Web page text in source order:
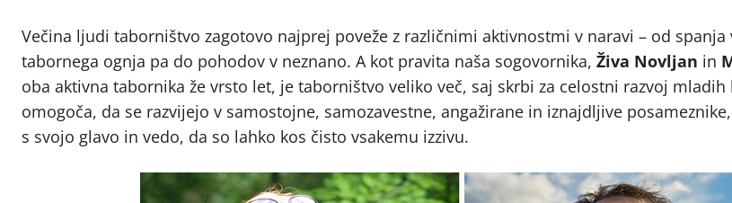
Večina ljudi taborništvo zagotovo najprej poveže z različnimi aktivnostmi v naravi – od
tabornega ognja pa do pohodov v neznano. A kot pravita naša sogovornika, Živa Novljan in
oba aktivna tabornika že vrsto let, je taborništvo veliko več, saj skrbi za celostni razvoj
omogoča, da se razvijejo v samostojne, samozavestne, angažirane in iznajdljive
s svojo glavo in vedo, da so lahko kos čisto vsakemu izzivu.